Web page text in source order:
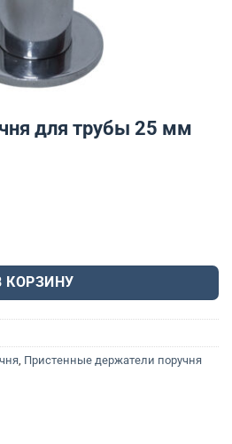
для трубы 25 мм
поручня для трубы 25 мм
КОРЗИНУ
Пристенные держатели поручня